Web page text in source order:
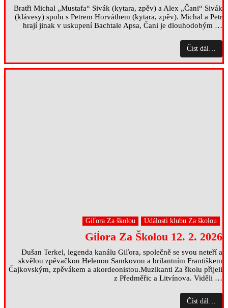
Bratři Michal „Mustafa“ Sivák (kytara, zpěv) a Alex „Čani“ Sivák
(klávesy) spolu s Petrem Horváthem (kytara, zpěv). Michal a Petr
hrají jinak v uskupení Bachtale Apsa, Čani je dlouhodobým …
Číst dál…
Giľora Za školou Události klubu Za školou
Giĺora Za Školou 12. 2. 2026
Dušan Terkel, legenda kanálu Giľora, společně se svou neteří a
skvělou zpěvačkou Helenou Samkovou a brilantním Františkem
Čajkovským, zpěvákem a akordeonistou.Muzikanti Za školu přijeli
z Předměřic a Litvínova. Viděli …
Číst dál…